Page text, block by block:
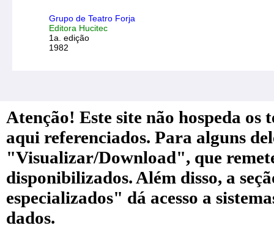
Grupo de Teatro Forja
Editora Hucitec
1a. edição
1982
Atenção! Este site não hospeda
aqui referenciados. Para alguns
"Visualizar/Download", que
disponibilizados. Além disso, a
especializados" dá acesso a
dados.